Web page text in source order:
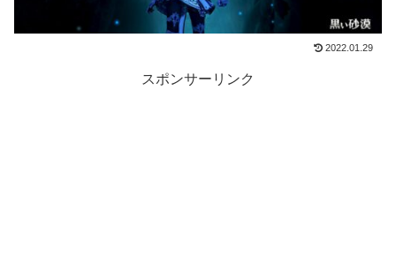
2022.01.29
スポンサーリンク